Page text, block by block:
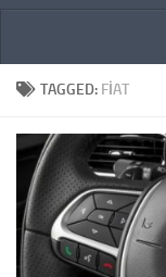
TAGGED: FIAT